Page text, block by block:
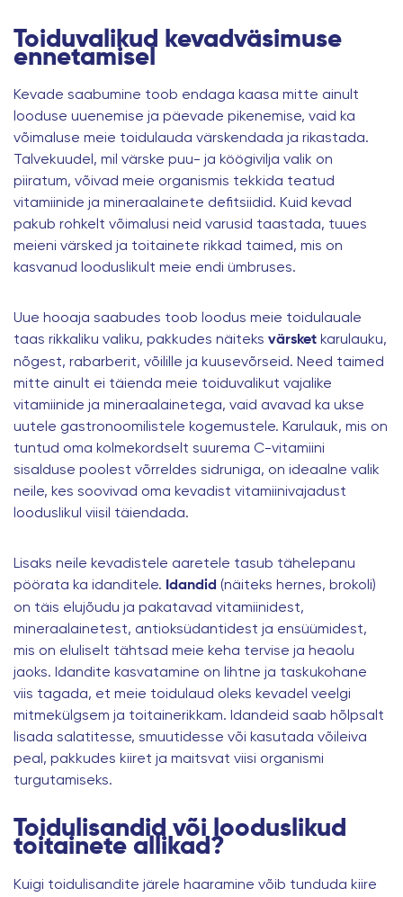
Toiduvalikud kevadväsimuse
ennetamisel
Kevade saabumine toob endaga kaasa mitte ainult
looduse uuenemise ja päevade pikenemise, vaid ka
võimaluse meie toidulauda värskendada ja rikastada.
Talvekuudel, mil värske puu- ja köögivilja valik on
piiratum, võivad meie organismis tekkida teatud
vitamiinide ja mineraalainete defitsiidid. Kuid kevad
pakub rohkelt võimalusi neid varusid taastada, tuues
meieni värsked ja toitainete rikkad taimed, mis on
kasvanud looduslikult meie endi ümbruses.
Uue hooaja saabudes toob loodus meie toidulauale
taas rikkaliku valiku, pakkudes näiteks värsket karulauku,
nõgest, rabarberit, võilille ja kuusevõrseid. Need taimed
mitte ainult ei täienda meie toiduvalikut vajalike
vitamiinide ja mineraalainetega, vaid avavad ka ukse
uutele gastronoomilistele kogemustele. Karulauk, mis on
tuntud oma kolmekordselt suurema C-vitamiini
sisalduse poolest võrreldes sidruniga, on ideaalne valik
neile, kes soovivad oma kevadist vitamiinivajadust
looduslikul viisil täiendada.
Lisaks neile kevadistele aaretele tasub tähelepanu
pöörata ka idanditele. Idandid (näiteks hernes, brokoli)
on täis elujõudu ja pakatavad vitamiinidest,
mineraalainetest, antioksüdantidest ja ensüümidest,
mis on eluliselt tähtsad meie keha tervise ja heaolu
jaoks. Idandite kasvatamine on lihtne ja taskukohane
viis tagada, et meie toidulaud oleks kevadel veelgi
mitmekülgsem ja toitainerikkam. Idandeid saab hõlpsalt
lisada salatitesse, smuutidesse või kasutada võileiva
peal, pakkudes kiiret ja maitsvat viisi organismi
turgutamiseks.
Toidulisandid või looduslikud
toitainete allikad?
Kuigi toidulisandite järele haaramine võib tunduda kiire